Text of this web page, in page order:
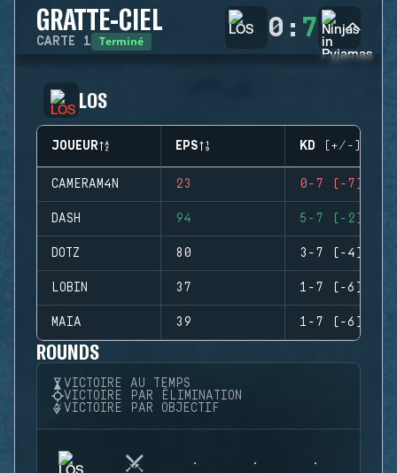
GRATTE-CIEL
CARTE 1 Terminé 0 : 7
LOS
JOUEUR EPS KD (+/-)
CAMERAM4N 23 0-7 (-7)
DASH 94 5-7 (-2)
DOTZ 80 3-7 (-4)
LOBIN 37 1-7 (-6)
MAIA 39 1-7 (-6)
ROUNDS
VICTOIRE AU TEMPS
VICTOIRE PAR ÉLIMINATION
VICTOIRE PAR OBJECTIF